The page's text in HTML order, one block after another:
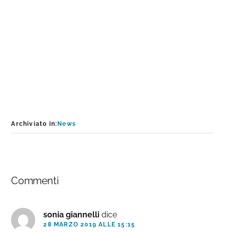
Archiviato in: News
del
lettore
Commenti
sonia giannelli dice
28 MARZO 2019 ALLE 15:15